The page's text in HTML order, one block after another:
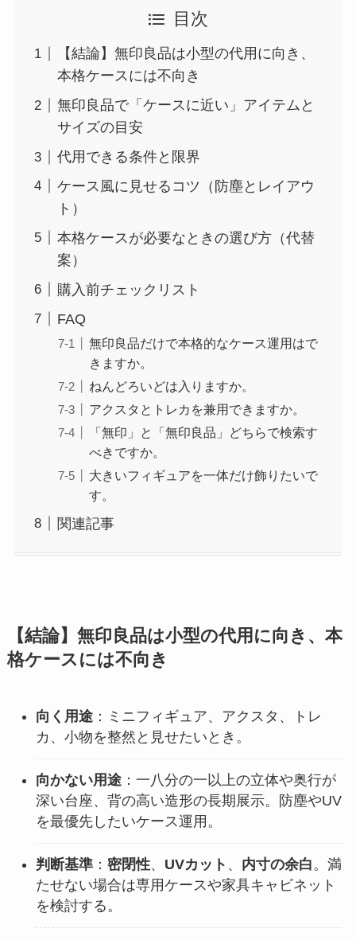
目次
【結論】無印良品は小型の代用に向き、
本格ケースには不向き
無印良品で「ケースに近い」アイテムと
サイズの目安
代用できる条件と限界
ケース風に見せるコツ（防塵とレイアウ
ト）
本格ケースが必要なときの選び方（代替
案）
購入前チェックリスト
FAQ
無印良品だけで本格的なケース運用はで
きますか。
ねんどろいどは入りますか。
アクスタとトレカを兼用できますか。
「無印」と「無印良品」どちらで検索す
べきですか。
大きいフィギュアを一体だけ飾りたいで
す。
関連記事
【結論】無印良品は小型の代用に向き、本
格ケースには不向き
向く用途：ミニフィギュア、アクスタ、トレ
カ、小物を整然と見せたいとき。
向かない用途：一八分の一以上の立体や奥行が
深い台座、背の高い造形の長期展示。防塵やUV
を最優先したいケース運用。
判断基準： 密閉性、 UVカット 、 内寸の余白。満
たせない場合は専用ケースや家具キャビネット
を検討する。